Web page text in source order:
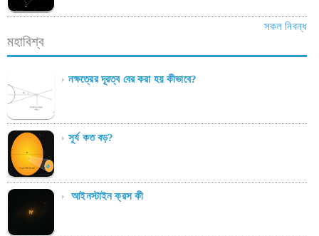
সকল নিবন্ধ
মহাবিশ্ব
নক্ষত্রের দূরত্ব বের করা হয় কীভাবে?
সূর্য কত বড়?
আইনস্টাইন ক্রস কী